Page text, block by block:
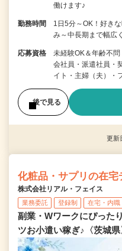
働けます♪
勤務時間
1日5分～OK！好き
み～中長期まで幅広
応募資格
未経験OK＆年齢不
会社員・派遣社員・
イト・主婦（夫）・
後で見る
更新
化粧品・サプリの在宅
株式会社リアル・フェイス
業務委託 登録制 在宅・内職
副業・Wワークにぴった
ツお小遣い稼ぎ♪〈茨城県